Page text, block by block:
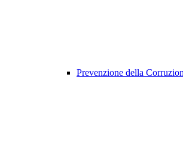
Prevenzione della